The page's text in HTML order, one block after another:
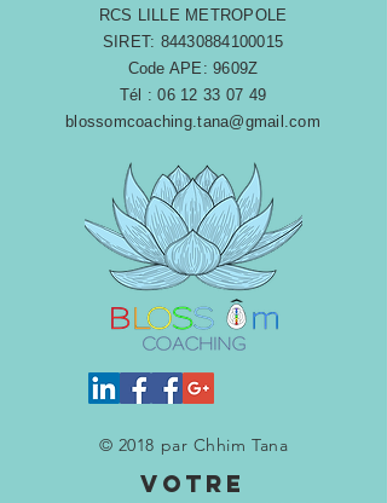
RCS LILLE METROPOLE​​
SIRET: 84430884100015
Code APE: 9609Z
Tél :06 12 33 07 49
blossomcoaching.tana@gmail.com
© 2018 par Chhim Tana
votre